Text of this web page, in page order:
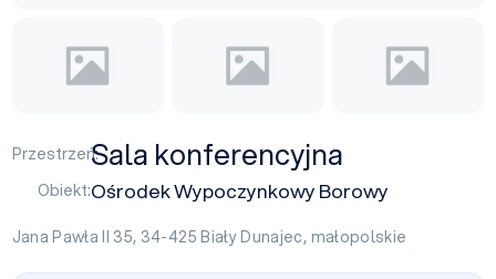
Przestrzeń:Sala konferencyjna
Obiekt:Ośrodek Wypoczynkowy Borowy
Jana Pawła II 35, 34-425Biały Dunajec, małopolskie